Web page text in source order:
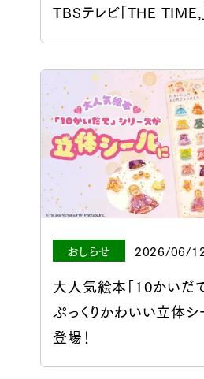
TBSテレビ「THE
おしらせ 2026/06/
大人気絵本「10かいだて
ぷっくりかわいい立体
登場！